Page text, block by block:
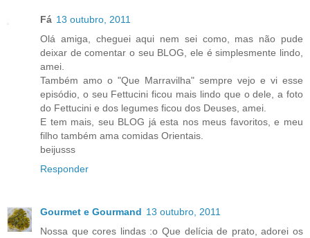
Fá 13 outubro, 2011
Olá amiga, cheguei aqui nem sei como, mas não pude
deixar de comentar o seu BLOG, ele é simplesmente lindo,
amei.
Também amo o "Que Marravilha" sempre vejo e vi esse
episódio, o seu Fettucini ficou mais lindo que o dele, a foto
do Fettucini e dos legumes ficou dos Deuses, amei.
E tem mais, seu BLOG já esta nos meus favoritos, e meu
filho também ama comidas Orientais.
beijusss
Responder
Gourmet e Gourmand 13 outubro, 2011
Nossa que cores lindas :o Que delícia de prato, adorei os